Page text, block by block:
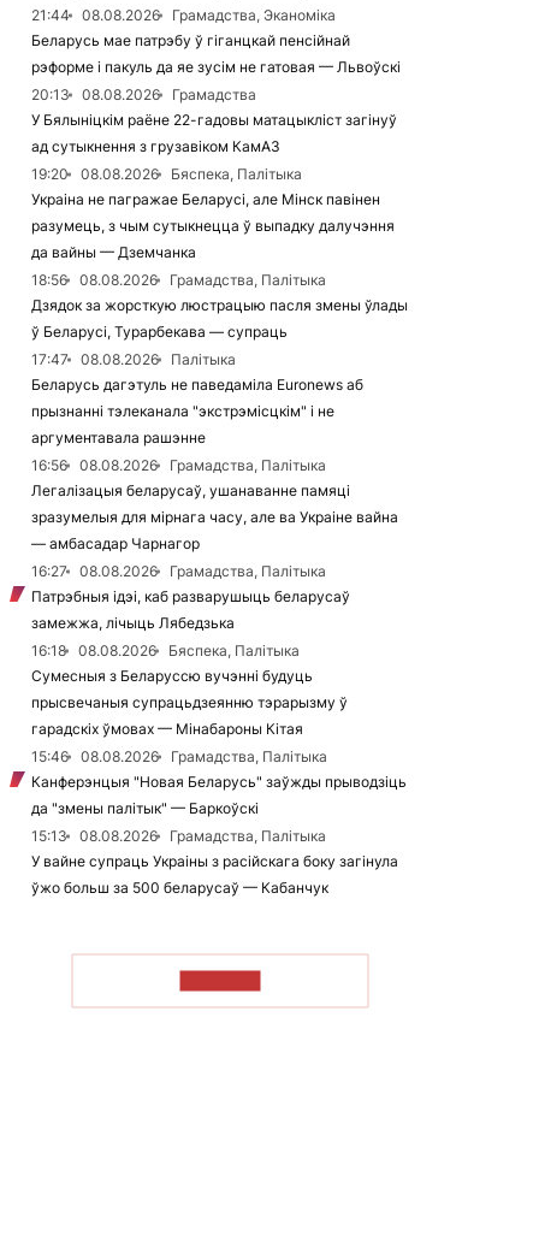
21:44
08.08.2026
Грамадства, Эканоміка
Беларусь мае патрэбу ў гіганцкай пенсійнай
рэформе і пакуль да яе зусім не гатовая — Львоўскі
20:13
08.08.2026
Грамадства
У Бялыніцкім раёне 22-гадовы матацыкліст загінуў
ад сутыкнення з грузавіком КамАЗ
19:20
08.08.2026
Бяспека, Палітыка
Украіна не пагражае Беларусі, але Мінск павінен
разумець, з чым сутыкнецца ў выпадку далучэння
да вайны — Дземчанка
18:56
08.08.2026
Грамадства, Палітыка
Дзядок за жорсткую люстрацыю пасля змены ўлады
ў Беларусі, Турарбекава — супраць
17:47
08.08.2026
Палітыка
Беларусь дагэтуль не паведаміла Euronews аб
прызнанні тэлеканала "экстрэмісцкім" і не
аргументавала рашэнне
16:56
08.08.2026
Грамадства, Палітыка
Легалізацыя беларусаў, ушанаванне памяці
зразумелыя для мірнага часу, але ва Украіне вайна
— амбасадар Чарнагор
16:27
08.08.2026
Грамадства, Палітыка
Патрэбныя ідэі, каб разварушыць беларусаў
замежжа, лічыць Лябедзька
16:18
08.08.2026
Бяспека, Палітыка
Сумесныя з Беларуссю вучэнні будуць
прысвечаныя супрацьдзеянню тэрарызму ў
гарадскіх ўмовах — Мінабароны Кітая
15:46
08.08.2026
Грамадства, Палітыка
Канферэнцыя "Новая Беларусь" заўжды прыводзіць
да "змены палітык" — Баркоўскі
15:13
08.08.2026
Грамадства, Палітыка
У вайне супраць Украіны з расійскага боку загінула
ўжо больш за 500 беларусаў — Кабанчук